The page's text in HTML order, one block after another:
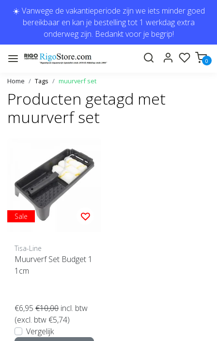
☀️ Vanwege de vakantieperiode zijn we iets minder goed
bereikbaar en kan je bestelling tot 1 werkdag extra
onderweg zijn. Bedankt voor je begrip!
0
Home Tags muurverf set
Producten getagd met
muurverf set
Sale
Tisa-Line
Muurverf Set Budget 1
1cm
€6,95 €10,00 incl. btw
(excl. btw €5,74)
Vergelijk